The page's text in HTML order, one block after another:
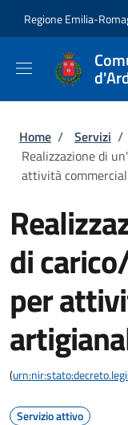
Regione Emilia-
Briciole
Home / Servizi /
Realizzazione di
attività
di
per
(
Servizio attivo